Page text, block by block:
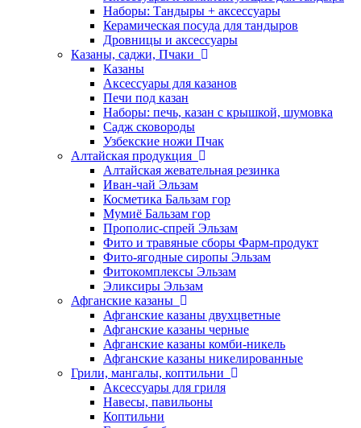
Наборы: Тандыры + аксессуары
Керамическая посуда для тандыров
Дровницы и аксессуары
Казаны, саджи, Пчаки
Казаны
Аксессуары для казанов
Печи под казан
Наборы: печь, казан с крышкой, шумовка
Садж сковороды
Узбекские ножи Пчак
Алтайская продукция
Алтайская жевательная резинка
Иван-чай Эльзам
Косметика Бальзам гор
Мумиё Бальзам гор
Прополис-спрей Эльзам
Фито и травяные сборы Фарм-продукт
Фито-ягодные сиропы Эльзам
Фитокомплексы Эльзам
Эликсиры Эльзам
Афганские казаны
Афганские казаны двухцветные
Афганские казаны черные
Афганские казаны комби-никель
Афганские казаны никелированные
Грили, мангалы, коптильни
Аксессуары для гриля
Навесы, павильоны
Коптильни